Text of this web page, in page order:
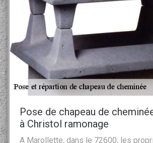
Pose de chapeau de
à Christol ramonage
A Marollette, dans le 72600, les